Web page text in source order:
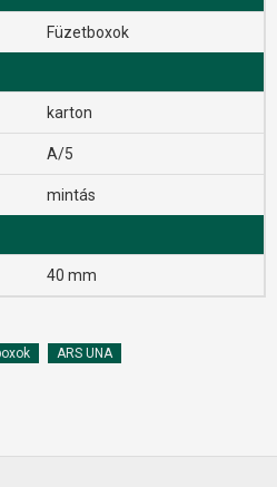
Füzetboxok
karton
A/5
mintás
40 mm
ARS UNA